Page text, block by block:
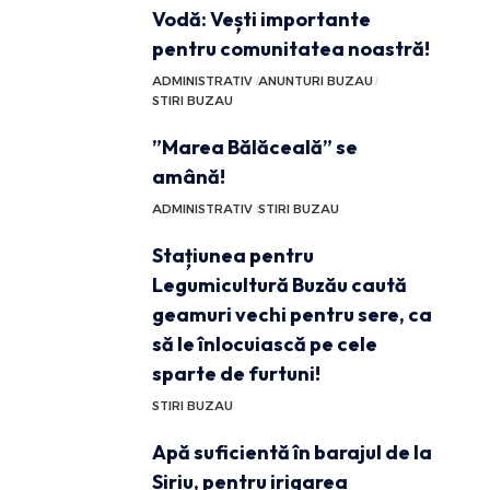
Vodă: Vești importante
pentru comunitatea noastră!
ADMINISTRATIV ANUNTURI BUZAU
STIRI BUZAU
”Marea Bălăceală” se
amână!
ADMINISTRATIV STIRI BUZAU
Stațiunea pentru
Legumicultură Buzău caută
geamuri vechi pentru sere, ca
să le înlocuiască pe cele
sparte de furtuni!
STIRI BUZAU
Apă suficientă în barajul de la
Siriu, pentru irigarea